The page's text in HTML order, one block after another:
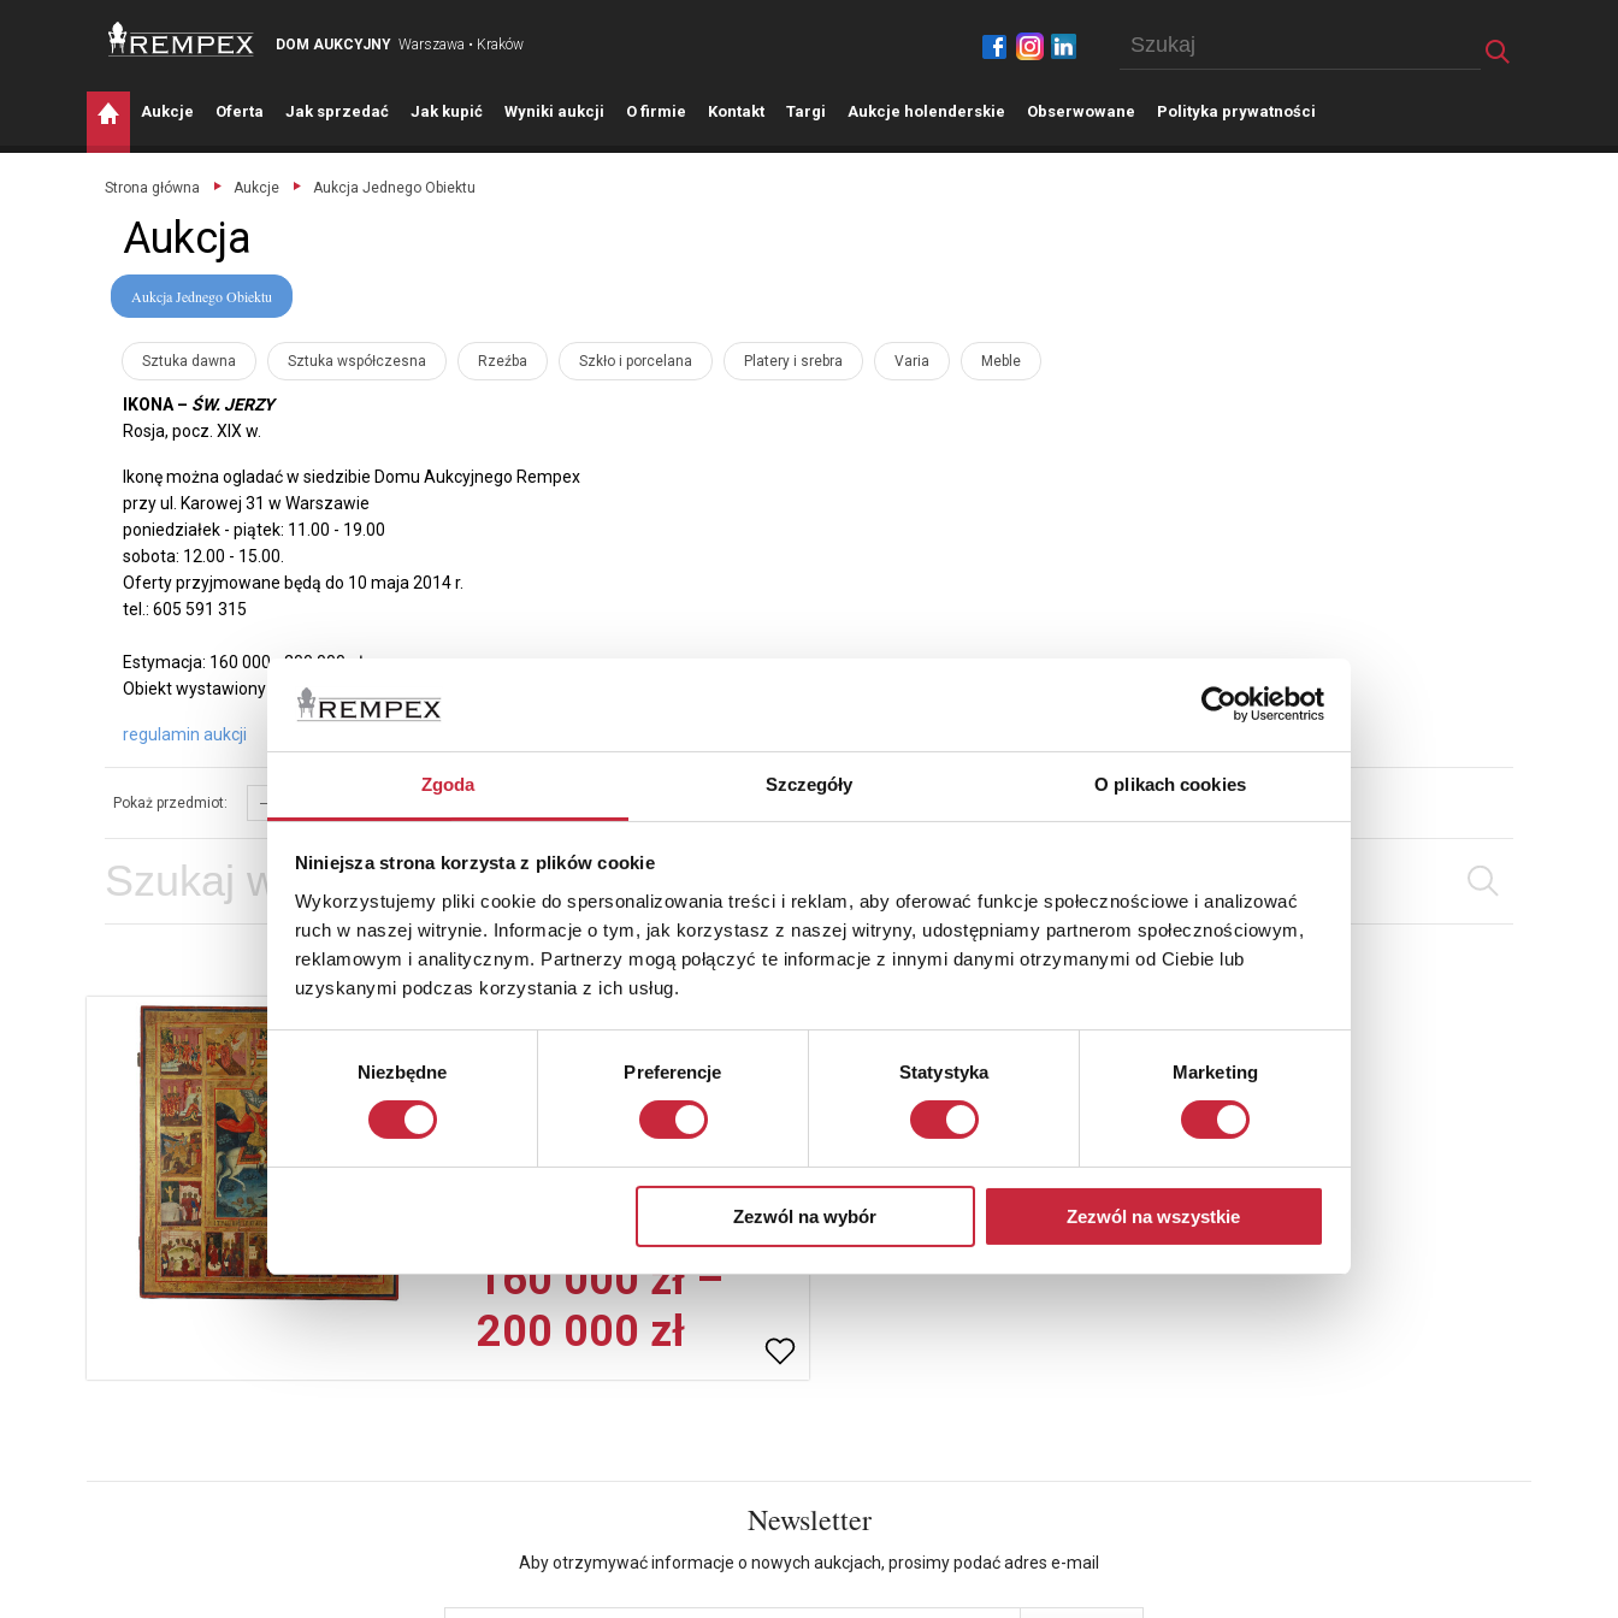
Zgoda Szczegóły O plikach cookies
Niniejsza strona korzysta z plików cookie
Wykorzystujemy pliki cookie do spersonalizowania treści i reklam, aby oferować funkcje społecznościowe i analizować
ruch w naszej witrynie. Informacje o tym, jak korzystasz z naszej witryny, udostępniamy partnerom społecznościowym,
reklamowym i analitycznym. Partnerzy mogą połączyć te informacje z innymi danymi otrzymanymi od Ciebie lub
uzyskanymi podczas korzystania z ich usług.
Wybór
zgody
Niezbędne Preferencje Statystyka Marketing
Zezwól na wybór Zezwól na wszystkie
DOM AUKCYJNY Warszawa • Kraków
Aukcje Oferta Jak sprzedać Jak kupić Wyniki aukcji O firmie Kontakt Targi Aukcje holenderskie Obserwowane Polityka prywatności
Strona główna Aukcje Aukcja Jednego Obiektu
Aukcja
Aukcja Jednego Obiektu
Sztuka dawna Sztuka współczesna Rzeźba Szkło i porcelana Platery i srebra Varia Meble
IKONA – ŚW. JERZY
Rosja, pocz. XIX w.
Ikonę można ogladać w siedzibie Domu Aukcyjnego Rempex
przy ul. Karowej 31 w Warszawie
poniedziałek - piątek: 11.00 - 19.00
sobota: 12.00 - 15.00.
Oferty przyjmowane będą do 10 maja 2014 r.
tel.: 605 591 315
Estymacja: 160 000 - 200 000 zł
Obiekt wystawiony do licytacji według systemu Vickreya
regulamin aukcji
Pokaż przedmiot:
Rosja, pocz. XIX w.
160 000 zł –
200 000 zł
Newsletter
Aby otrzymywać informacje o nowych aukcjach, prosimy podać adres e-mail